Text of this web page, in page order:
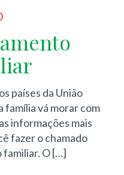
países da União
família vá morar com
informações mais
fazer o chamado
familiar. O[…]